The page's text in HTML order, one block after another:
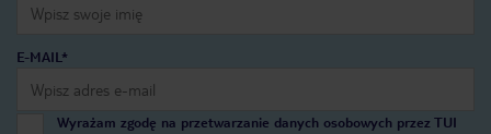
E-MAIL*
Wyrażam zgodę na przetwarzanie danych osobowych przez TUI